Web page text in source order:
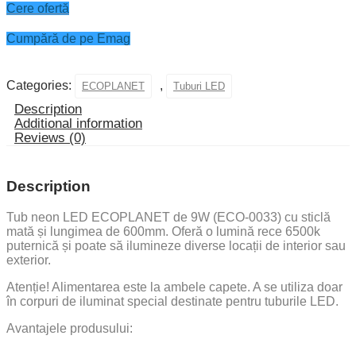
Cere ofertă
Cumpără de pe Emag
Categories: ECOPLANET , Tuburi LED
Description
Additional information
Reviews (0)
Description
Tub neon LED ECOPLANET de 9W (ECO-0033) cu sticlă
mată și lungimea de 600mm. Oferă o lumină rece 6500k
puternică și poate să ilumineze diverse locații de interior sau
exterior.
Atenție! Alimentarea este la ambele capete. A se utiliza doar
în corpuri de iluminat special destinate pentru tuburile LED.
Avantajele produsului: